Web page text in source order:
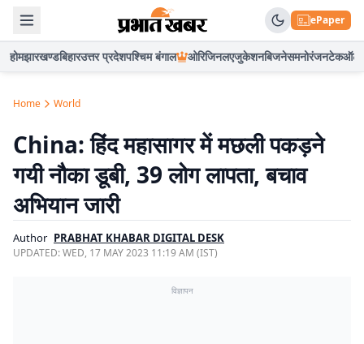
ePaper
होमझारखण्डबिहारउत्तर प्रदेशपश्चिम बंगाल ओरिजिनलएजुकेशनबिजनेसमनोरंजनटेकऑटो
Home World
China: हिंद महासागर में मछली पकड़ने
गयी नौका डूबी, 39 लोग लापता, बचाव
अभियान जारी
Author PRABHAT KHABAR DIGITAL DESK
UPDATED:WED, 17 MAY 2023 11:19 AM (IST)
विज्ञापन